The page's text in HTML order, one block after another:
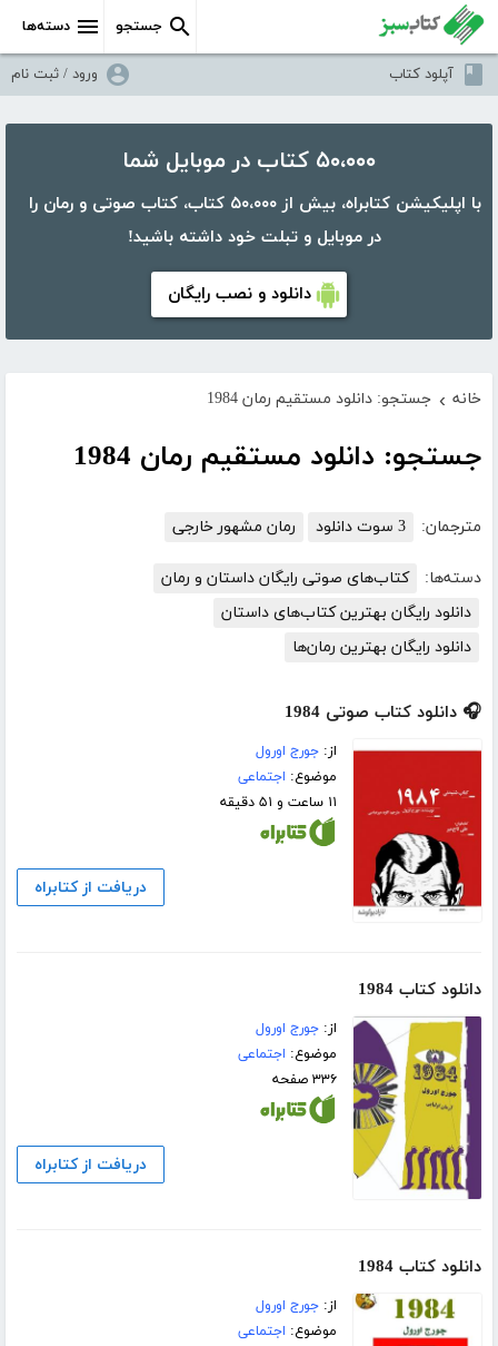
دسته‌ها جستجو
آپلود کتاب ورود / ثبت نام
۵۰،۰۰۰ کتاب در موبایل شما
با اپلیکیشن کتابراه، بیش از ۵۰،۰۰۰ کتاب، کتاب صوتی و رمان را
در موبایل و تبلت خود داشته باشید!
دانلود و نصب رایگان
خانه › جستجو: دانلود مستقیم رمان 1984
جستجو: دانلود مستقیم رمان 1984
مترجمان: 3 سوت دانلود رمان مشهور خارجی
دسته‌ها:
کتاب‌های صوتی رایگان داستان و رمان
دانلود رایگان بهترین کتاب‌های داستان
دانلود رایگان بهترین رمان‌ها
🎧 دانلود کتاب صوتی 1984
از:جورج اورول
موضوع: اجتماعی
۱۱ ساعت و ۵۱ دقیقه
دریافت از کتابراه
دانلود کتاب 1984
از:جورج اورول
موضوع: اجتماعی
۳۳۶ صفحه
دریافت از کتابراه
دانلود کتاب 1984
از:جورج اورول
موضوع: اجتماعی